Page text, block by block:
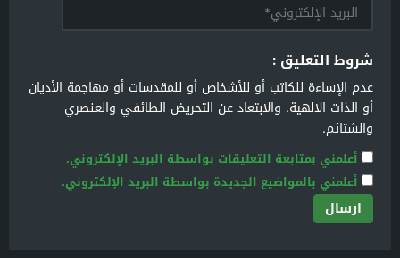
شروط التعليق :
عدم الإساءة للكاتب أو للأشخاص أو للمقدسات أو مهاجمة الأديان
أو الذات الالهية. والابتعاد عن التحريض الطائفي والعنصري
والشتائم.
أعلمني بمتابعة التعليقات بواسطة البريد الإلكتروني.
أعلمني بالمواضيع الجديدة بواسطة البريد الإلكتروني.